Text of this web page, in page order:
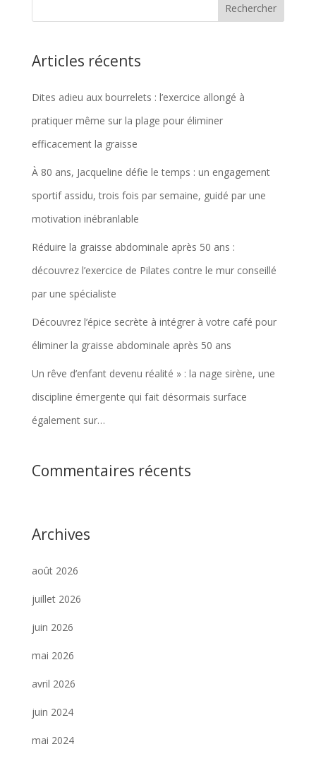
Articles récents
Dites adieu aux bourrelets : l’exercice allongé à
pratiquer même sur la plage pour éliminer
efficacement la graisse
À 80 ans, Jacqueline défie le temps : un engagement
sportif assidu, trois fois par semaine, guidé par une
motivation inébranlable
Réduire la graisse abdominale après 50 ans :
découvrez l’exercice de Pilates contre le mur conseillé
par une spécialiste
Découvrez l’épice secrète à intégrer à votre café pour
éliminer la graisse abdominale après 50 ans
Un rêve d’enfant devenu réalité » : la nage sirène, une
discipline émergente qui fait désormais surface
également sur…
Commentaires récents
Archives
août 2026
juillet 2026
juin 2026
mai 2026
avril 2026
juin 2024
mai 2024